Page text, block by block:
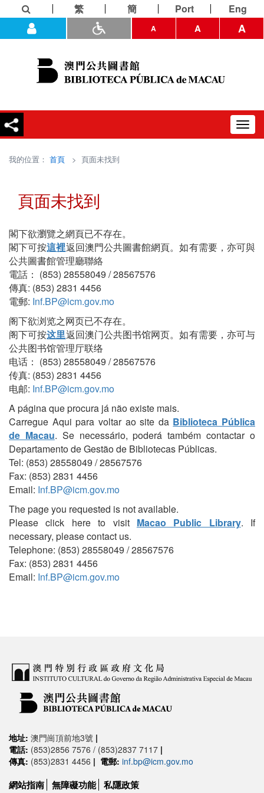
繁 簡 Port Eng
A A A
我的位置： 首頁 > 頁面未找到
頁面未找到
閣下欲瀏覽之網頁已不存在。
閣下可按這裡返回澳門公共圖書館網頁。如有需要，亦可與
公共圖書館管理廳聯絡
電話： (853) 28558049 / 28567576
傳真: (853) 2831 4456
電郵: Inf.BP@icm.gov.mo
阁下欲浏览之网页已不存在。
阁下可按这里返回澳门公共图书馆网页。如有需要，亦可与
公共图书馆管理厅联络
电话： (853) 28558049 / 28567576
传真: (853) 2831 4456
电邮: Inf.BP@icm.gov.mo
A página que procura já não existe mais.
Carregue Aqui para voltar ao site da Biblioteca Pública
de Macau. Se necessário, poderá também contactar o
Departamento de Gestão de Bibliotecas Públicas.
Tel: (853) 28558049 / 28567576
Fax: (853) 2831 4456
Email: Inf.BP@icm.gov.mo
The page you requested is not available.
Please click here to visit Macao Public Library. If
necessary, please contact us.
Telephone: (853) 28558049 / 28567576
Fax: (853) 2831 4456
Email: Inf.BP@icm.gov.mo
地址: 澳門崗頂前地3號 |
電話: (853)2856 7576 / (853)2837 7117 |
傳真: (853)2831 4456 | 電郵: inf.bp@icm.gov.mo
網站指南 無障礙功能 私隱政策